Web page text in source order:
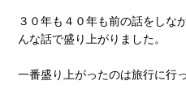
３０年も４０年も前の話をしな
んな話で盛り上がりました。
一番盛り上がったのは旅行に行